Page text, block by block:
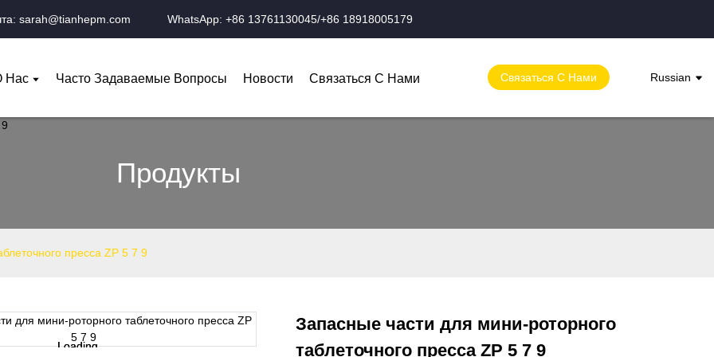
sarah@tianhepm.com WhatsApp: +86 13761130045/+86 18918005179
Нас Часто Задаваемые Вопросы Новости Связаться С Нами Связаться С Нами Russian
Продукты
пресса ZP 5 7 9
Loading...
Loading... Loading...
Loading...
Запасные части для мини-роторного
таблеточного пресса ZP 5 7 9